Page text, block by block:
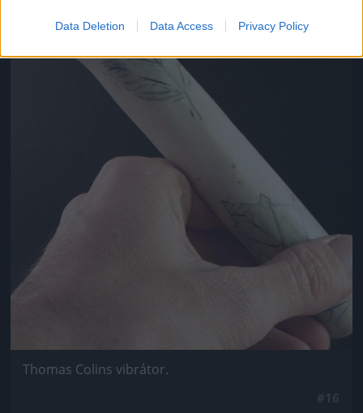
Data Deletion Data Access Privacy Policy
Thomas Colins vibrátor.